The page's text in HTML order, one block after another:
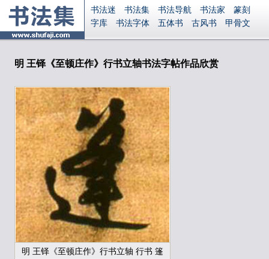
书法迷 书法集 书法导航 书法家
篆刻
字库
书法字体 五体书 古风书
甲骨文
集字
字形 大字 篆刻之家 字源
起名
识字 英语 印章
字体下载
免费字体
Ai矢量
P图宝 南无阿弥陀佛
安全网站
显广告 捐赠
明 王铎《至顿庄作》行书立轴书法字帖作品欣赏
明 王铎《至顿庄作》行书立轴 行书 篷